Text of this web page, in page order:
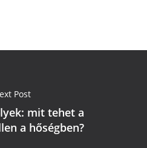
Post
mit tehet a
a hőségben?